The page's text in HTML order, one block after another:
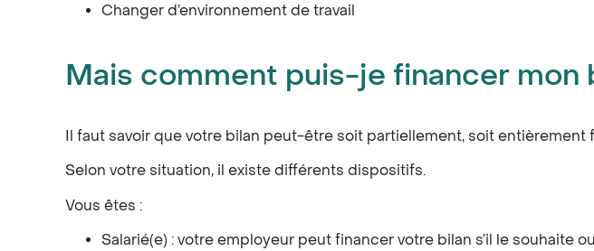
Changer d’environnement de travail
Mais comment puis-je financer mon
Il faut savoir que votre bilan peut-être soit partiellement, soit entièrement
Selon votre situation, il existe différents dispositifs.
Vous êtes :
Salarié(e) : votre employeur peut financer votre bilan s’il le souhaite